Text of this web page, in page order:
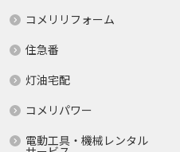
コメリリフォーム
住急番
灯油宅配
コメリパワー
電動工具・機械レンタル